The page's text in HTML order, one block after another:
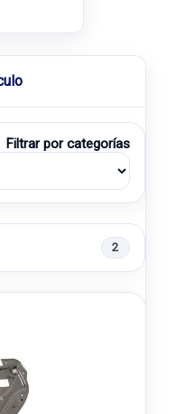
Filtrar por categorías
2